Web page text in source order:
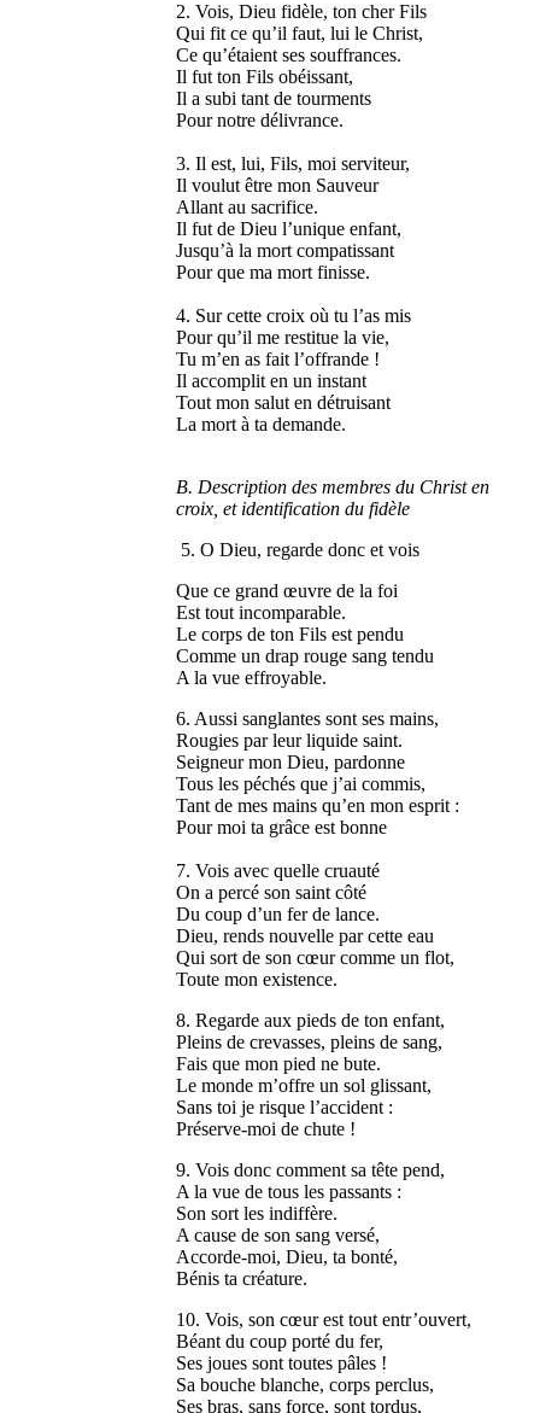
2. Vois, Dieu fidèle, ton cher Fils
Qui fit ce qu’il faut, lui le Christ,
Ce qu’étaient ses souffrances.
Il fut ton Fils obéissant,
Il a subi tant de tourments
Pour notre délivrance.
3. Il est, lui, Fils, moi serviteur,
Il voulut être mon Sauveur
Allant au sacrifice.
Il fut de Dieu l’unique enfant,
Jusqu’à la mort compatissant
Pour que ma mort finisse.
4. Sur cette croix où tu l’as mis
Pour qu’il me restitue la vie,
Tu m’en as fait l’offrande !
Il accomplit en un instant
Tout mon salut en détruisant
La mort à ta demande.
B. Description des membres du Christ en
croix, et identification du fidèle
5. O Dieu, regarde donc et vois
Que ce grand œuvre de la foi
Est tout incomparable.
Le corps de ton Fils est pendu
Comme un drap rouge sang tendu
A la vue effroyable.
6. Aussi sanglantes sont ses mains,
Rougies par leur liquide saint.
Seigneur mon Dieu, pardonne
Tous les péchés que j’ai commis,
Tant de mes mains qu’en mon esprit :
Pour moi ta grâce est bonne
7. Vois avec quelle cruauté
On a percé son saint côté
Du coup d’un fer de lance.
Dieu, rends nouvelle par cette eau
Qui sort de son cœur comme un flot,
Toute mon existence.
8. Regarde aux pieds de ton enfant,
Pleins de crevasses, pleins de sang,
Fais que mon pied ne bute.
Le monde m’offre un sol glissant,
Sans toi je risque l’accident :
Préserve-moi de chute !
9. Vois donc comment sa tête pend,
A la vue de tous les passants :
Son sort les indiffère.
A cause de son sang versé,
Accorde-moi, Dieu, ta bonté,
Bénis ta créature.
10. Vois, son cœur est tout entr’ouvert,
Béant du coup porté du fer,
Ses joues sont toutes pâles !
Sa bouche blanche, corps perclus,
Ses bras, sans force, sont tordus,